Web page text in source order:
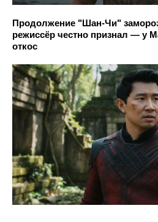
Продолжение "Шан-Чи"
режиссёр честно признал — у
откос